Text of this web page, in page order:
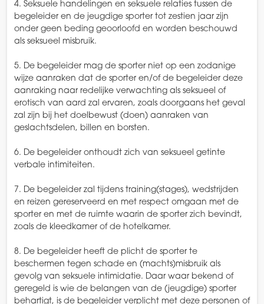
4. Seksuele handelingen en seksuele relaties tussen de
begeleider en de jeugdige sporter tot zestien jaar zijn
onder geen beding geoorloofd en worden beschouwd
als seksueel misbruik.
5. De begeleider mag de sporter niet op een zodanige
wijze aanraken dat de sporter en/of de begeleider deze
aanraking naar redelijke verwachting als seksueel of
erotisch van aard zal ervaren, zoals doorgaans het geval
zal zijn bij het doelbewust (doen) aanraken van
geslachtsdelen, billen en borsten.
6. De begeleider onthoudt zich van seksueel getinte
verbale intimiteiten.
7. De begeleider zal tijdens training(stages), wedstrijden
en reizen gereserveerd en met respect omgaan met de
sporter en met de ruimte waarin de sporter zich bevindt,
zoals de kleedkamer of de hotelkamer.
8. De begeleider heeft de plicht de sporter te
beschermen tegen schade en (machts)misbruik als
gevolg van seksuele intimidatie. Daar waar bekend of
geregeld is wie de belangen van de (jeugdige) sporter
behartigt, is de begeleider verplicht met deze personen of